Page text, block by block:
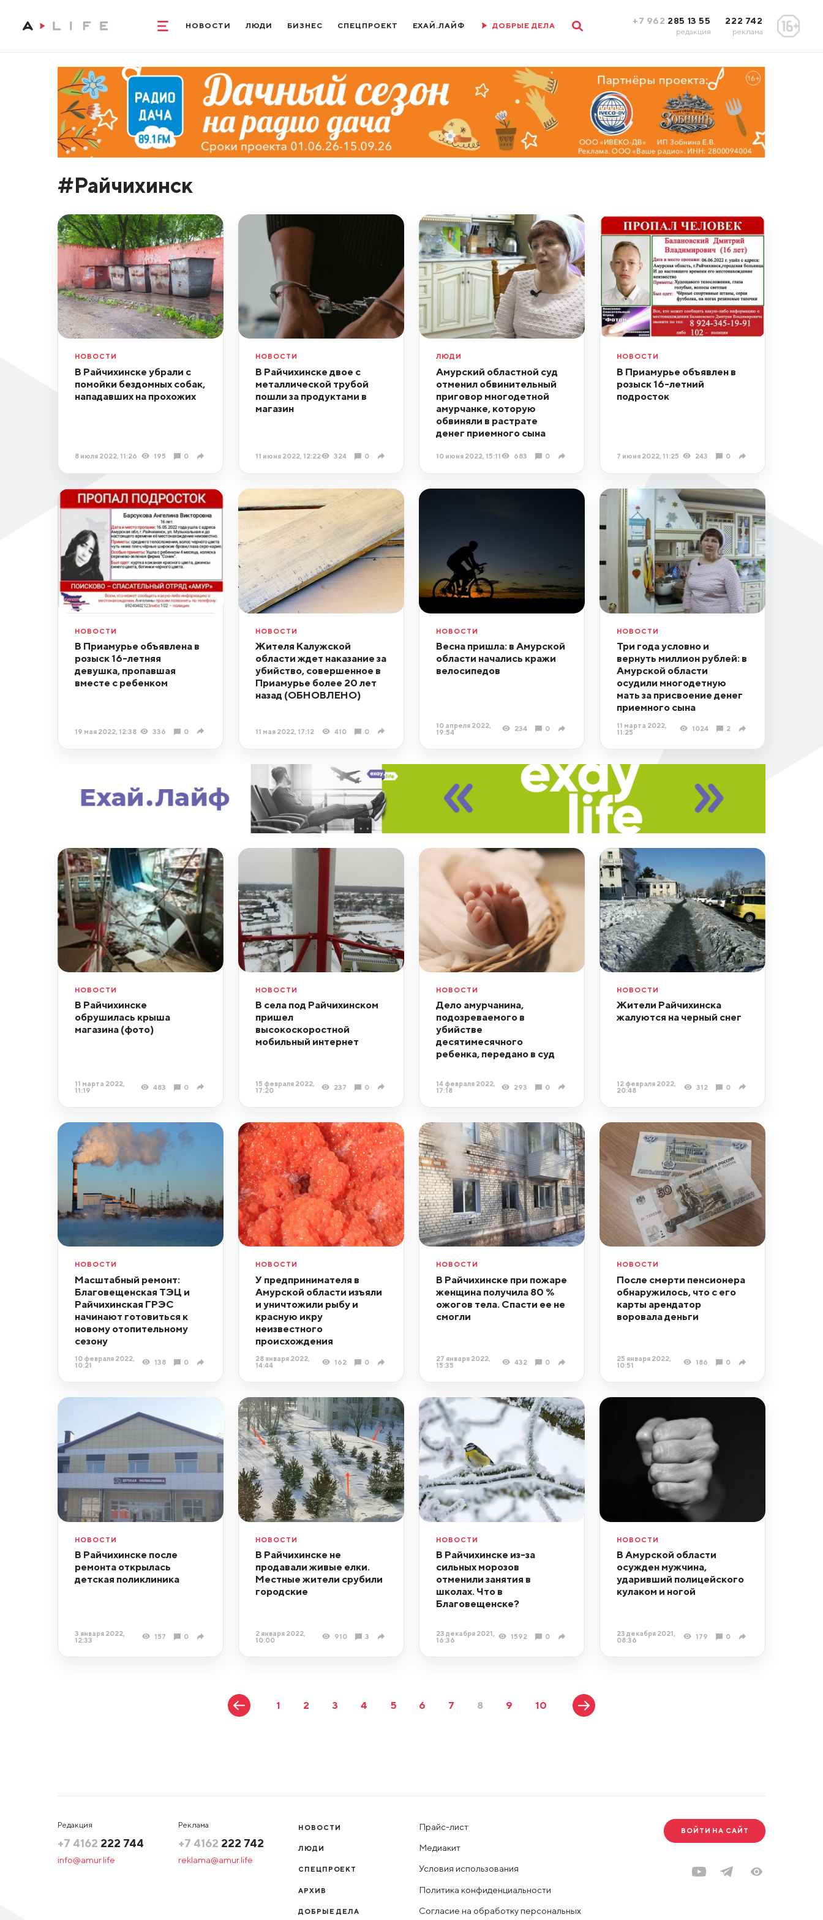
НОВОСТИ ЛЮДИ БИЗНЕС СПЕЦПРОЕКТ ЕХАЙ.ЛАЙФ ДОБРЫЕ ДЕЛА +7 962 285 13 55
редакция
222 742
реклама
#Райчихинск
НОВОСТИ
В Райчихинске убрали с
помойки бездомных собак,
нападавших на прохожих
8 июля 2022, 11:26 195 0
НОВОСТИ
В Райчихинске двое с
металлической трубой
пошли за продуктами в
магазин
11 июня 2022, 12:22 324 0
ЛЮДИ
Амурский областной суд
отменил обвинительный
приговор многодетной
амурчанке, которую
обвиняли в растрате
денег приемного сына
10 июня 2022, 15:11 683 0
НОВОСТИ
В Приамурье объявлен в
розыск 16-летний
подросток
7 июня 2022, 11:25 243 0
НОВОСТИ
В Приамурье объявлена в
розыск 16-летняя
девушка, пропавшая
вместе с ребенком
19 мая 2022, 12:38 336 0
НОВОСТИ
Жителя Калужской
области ждет наказание за
убийство, совершенное в
Приамурье более 20 лет
назад (ОБНОВЛЕНО)
11 мая 2022, 17:12 410 0
НОВОСТИ
Весна пришла: в Амурской
области начались кражи
велосипедов
10 апреля 2022,
19:54
234 0
НОВОСТИ
Три года условно и
вернуть миллион рублей: в
Амурской области
осудили многодетную
мать за присвоение денег
приемного сына
11 марта 2022,
11:25
1024 2
НОВОСТИ
В Райчихинске
обрушилась крыша
магазина (фото)
11 марта 2022,
11:19
483 0
НОВОСТИ
В села под Райчихинском
пришел
высокоскоростной
мобильный интернет
15 февраля 2022,
17:20
237 0
НОВОСТИ
Дело амурчанина,
подозреваемого в
убийстве
десятимесячного
ребенка, передано в суд
14 февраля 2022,
17:18
293 0
НОВОСТИ
Жители Райчихинска
жалуются на черный снег
12 февраля 2022,
20:48
312 0
НОВОСТИ
Масштабный ремонт:
Благовещенская ТЭЦ и
Райчихинская ГРЭС
начинают готовиться к
новому отопительному
сезону
10 февраля 2022,
10:21
138 0
НОВОСТИ
У предпринимателя в
Амурской области изъяли
и уничтожили рыбу и
красную икру
неизвестного
происхождения
28 января 2022,
14:44
162 0
НОВОСТИ
В Райчихинске при пожаре
женщина получила 80 %
ожогов тела. Спасти ее не
смогли
27 января 2022,
15:35
432 0
НОВОСТИ
После смерти пенсионера
обнаружилось, что с его
карты арендатор
воровала деньги
25 января 2022,
10:51
186 0
НОВОСТИ
В Райчихинске после
ремонта открылась
детская поликлиника
3 января 2022,
12:33
157 0
НОВОСТИ
В Райчихинске не
продавали живые елки.
Местные жители срубили
городские
2 января 2022,
10:00
910 3
НОВОСТИ
В Райчихинске из-за
сильных морозов
отменили занятия в
школах. Что в
Благовещенске?
23 декабря 2021,
16:36
1592 0
НОВОСТИ
В Амурской области
осужден мужчина,
ударивший полицейского
кулаком и ногой
23 декабря 2021,
08:36
179 0
1 2 3 4 5 6 7 8 9 10
Редакция
+7 4162 222 744
info@amur.life
Реклама
+7 4162 222 742
reklama@amur.life
НОВОСТИ
ЛЮДИ
СПЕЦПРОЕКТ
АРХИВ
ДОБРЫЕ ДЕЛА
Прайс-лист
Медиакит
Условия использования
Политика конфиденциальности
Согласие на обработку персональных
ВОЙТИ НА САЙТ